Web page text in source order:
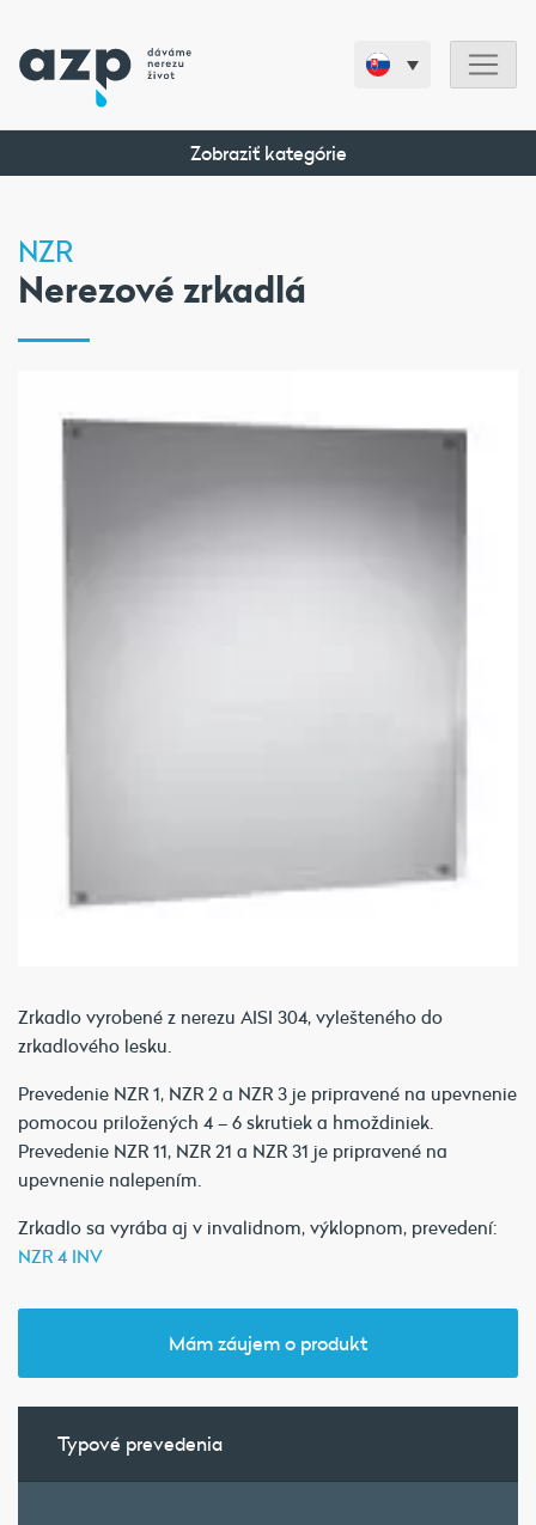
Zobraziť kategórie
NZR
Nerezové zrkadlá
Zrkadlo vyrobené z nerezu AISI 304, vylešteného do
zrkadlového lesku.
Prevedenie NZR 1, NZR 2 a NZR 3 je pripravené na upevnenie
pomocou priložených 4 – 6 skrutiek a hmoždiniek.
Prevedenie NZR 11, NZR 21 a NZR 31 je pripravené na
upevnenie nalepením.
Zrkadlo sa vyrába aj v invalidnom, výklopnom, prevedení:
NZR 4 INV
Mám záujem o produkt
Typové prevedenia